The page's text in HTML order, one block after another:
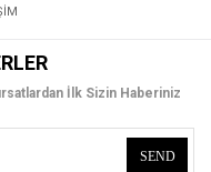
İlk Sizin Haberiniz
SEND